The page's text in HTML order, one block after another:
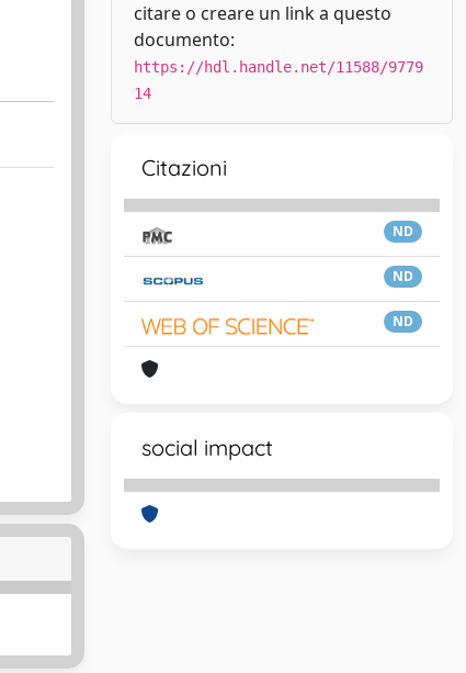
citare o creare un link a questo
documento:
https://hdl.handle.net/11588/9779
14
Citazioni
ND
ND
ND
social impact